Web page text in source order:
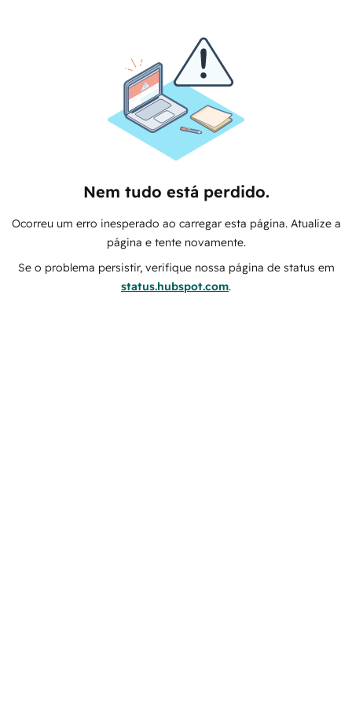
Nem tudo está perdido.
Ocorreu um erro inesperado ao carregar esta página. Atualize a
página e tente novamente.
Se o problema persistir, verifique nossa página de status em
status.hubspot.com.